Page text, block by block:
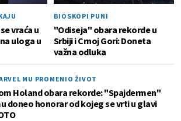
vraća u
uloga u
BIOSKOPI PUNI
"Odiseja" obara rekorde u
Srbiji i Crnoj Gori: Doneta
važna odluka
MU PROMENIO ŽIVOT
Holand obara rekorde: "Spajdermen"
doneo honorar od kojeg se vrti u glavi